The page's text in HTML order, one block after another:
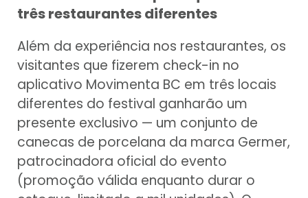
três restaurantes diferentes
Além da experiência nos restaurantes, os
visitantes que fizerem check-in no
aplicativo Movimenta BC em três locais
diferentes do festival ganharão um
presente exclusivo — um conjunto de
canecas de porcelana da marca Germer,
patrocinadora oficial do evento
(promoção válida enquanto durar o